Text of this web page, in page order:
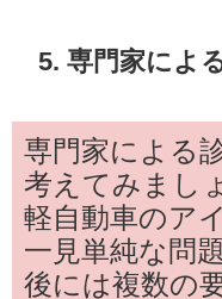
5. 専門家によ
専門家による
考えてみまし
軽自動車のア
一見単純な問
後には複数の